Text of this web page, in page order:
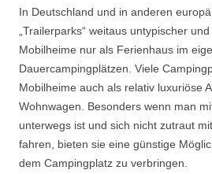
In Deutschland und in anderen
„Trailerparks“ weitaus untypischer
Mobilheime nur als Ferienhaus im
Dauercampingplätzen. Viele
Mobilheime auch als relativ luxuriöse
Wohnwagen. Besonders wenn man
unterwegs ist und sich nicht zutraut
fahren, bieten sie eine günstige
dem Campingplatz zu verbringen.